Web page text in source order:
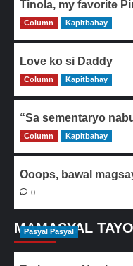
Tinola, my favorite
0
Column Kapitbahay
Love ko si Daddy
0
Column Kapitbahay
“Sa sementaryo
0
Column Kapitbahay
Ooops, bawal
0
MAMASYAL TAYO
Pasyal Pasyal